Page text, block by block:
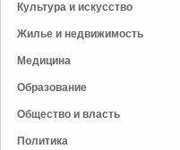
Культура и искусство
Жилье и недвижимость
Медицина
Образование
Общество и власть
Политика